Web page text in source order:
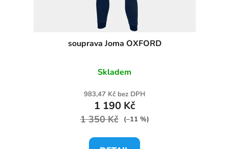
souprava Joma OXFORD
Skladem
983,47 Kč bez DPH
1 190 Kč
1 350 Kč (–11 %)